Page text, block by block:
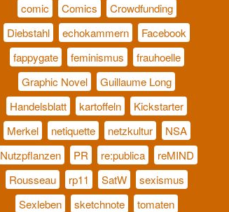
comic
Comics
Crowdfunding
Diebstahl
echokammern
Facebook
fappygate
feminismus
frauhoelle
Graphic Novel
Guillaume Long
Handelsblatt
kartoffeln
Kickstarter
Merkel
netiquette netzkultur
NSA
Nutzpflanzen
PR re:publica
reMIND
Rousseau
rp11 SatW
sexismus
Sexleben
sketchnote
tomaten